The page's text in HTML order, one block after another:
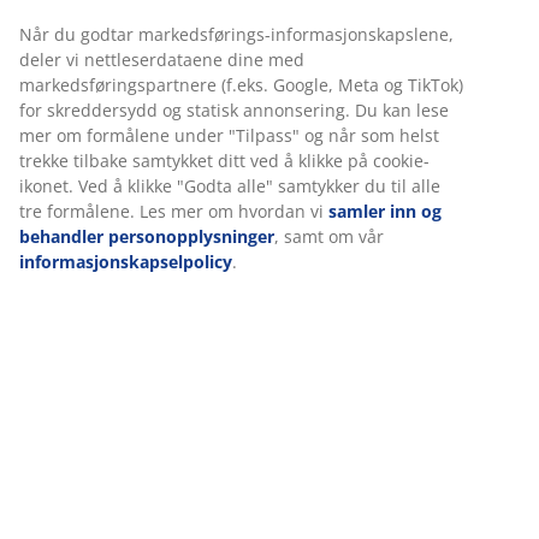
materiale med en glatt overflate som er enkelt å
rengjøre. Keramikk tåler også oppvaskmaskin og
mikrobølgeovn.
Varenr.: 7100497
Spesifikasjoner
Når du godtar markedsførings-informasjonskapslene,
deler vi nettleserdataene dine med
markedsføringspartnere (f.eks. Google, Meta og TikTok)
for skreddersydd og statisk annonsering. Du kan lese
mer om formålene under "Tilpass" og når som helst
trekke tilbake samtykket ditt ved å klikke på cookie-
ikonet. Ved å klikke "Godta alle" samtykker du til alle
tre formålene. Les mer om hvordan vi samler inn og
behandler personopplysninger, samt om vår
informasjonskapselpolicy.